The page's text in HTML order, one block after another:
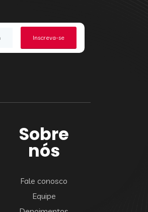
Inscreva-se
Sobre
nós
Fale conosco
Equipe